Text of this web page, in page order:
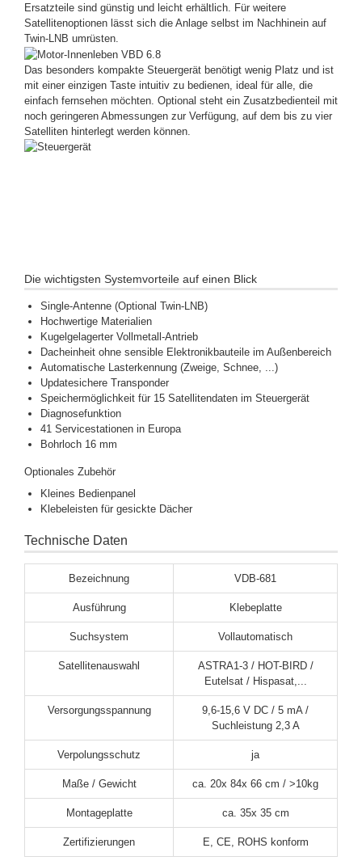
Ersatzteile sind günstig und leicht erhältlich. Für weitere
Satellitenoptionen lässt sich die Anlage selbst im Nachhinein auf
Twin-LNB umrüsten.
Das besonders kompakte Steuergerät benötigt wenig Platz und ist
mit einer einzigen Taste intuitiv zu bedienen, ideal für alle, die
einfach fernsehen möchten. Optional steht ein Zusatzbedienteil mit
noch geringeren Abmessungen zur Verfügung, auf dem bis zu vier
Satelliten hinterlegt werden können.
Die wichtigsten Systemvorteile auf einen Blick
Single-Antenne (Optional Twin-LNB)
Hochwertige Materialien
Kugelgelagerter Vollmetall-Antrieb
Dacheinheit ohne sensible Elektronikbauteile im Außenbereich
Automatische Lasterkennung (Zweige, Schnee, ...)
Updatesichere Transponder
Speichermöglichkeit für 15 Satellitendaten im Steuergerät
Diagnosefunktion
41 Servicestationen in Europa
Bohrloch 16 mm
Optionales Zubehör
Kleines Bedienpanel
Klebeleisten für gesickte Dächer
Technische Daten
Bezeichnung VDB-681
Ausführung Klebeplatte
Suchsystem Vollautomatisch
Satellitenauswahl
ASTRA1-3 / HOT-BIRD /
Eutelsat / Hispasat,...
Versorgungsspannung
9,6-15,6 V DC / 5 mA /
Suchleistung 2,3 A
Verpolungsschutz ja
Maße / Gewicht ca. 20x 84x 66 cm / >10kg
Montageplatte ca. 35x 35 cm
Zertifizierungen E, CE, ROHS konform